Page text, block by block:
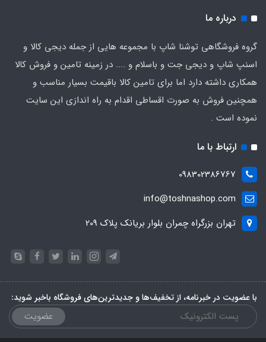
درباره ما
گروه فروشگاهی توشنا شاپ با مجموعه هایی از جمله دیجی کالا و
اسنپ شاپ و دیجی جت و باسلام و .... در زمینه تامین و فروش کالا
همکاری داشته دارد اما برای تامین کالا باقیمت بسیار مناسب و
همچنین فروش به صورت اقساطی اقدام به راه اندازی این سایت
نموده است .
ارتباط با ما
098302386767
info@toshnashop.com
تهران بزرگراه چمران بلوار بریانک پلاک 209
با عضویت در خبرنامه، از تخفیف‌ها و جدیدترین‌های فروشگاه باخبر شوید:
عضویت